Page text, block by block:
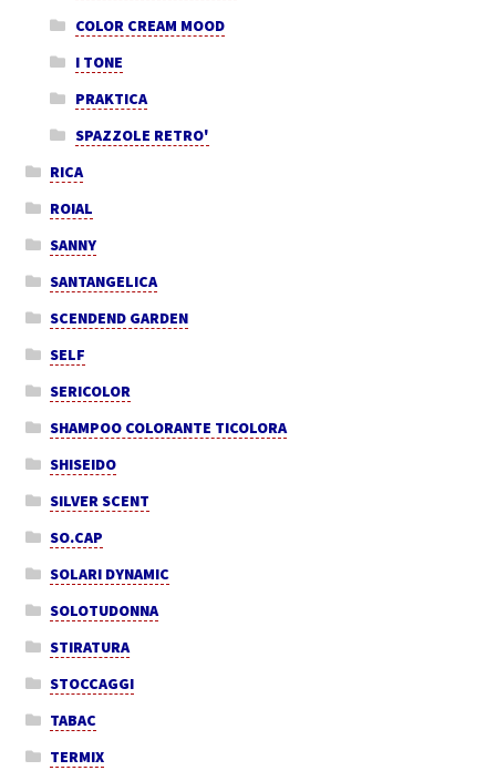
COLOR CREAM MOOD
I TONE
PRAKTICA
SPAZZOLE RETRO'
RICA
ROIAL
SANNY
SANTANGELICA
SCENDEND GARDEN
SELF
SERICOLOR
SHAMPOO COLORANTE TICOLORA
SHISEIDO
SILVER SCENT
SO.CAP
SOLARI DYNAMIC
SOLOTUDONNA
STIRATURA
STOCCAGGI
TABAC
TERMIX